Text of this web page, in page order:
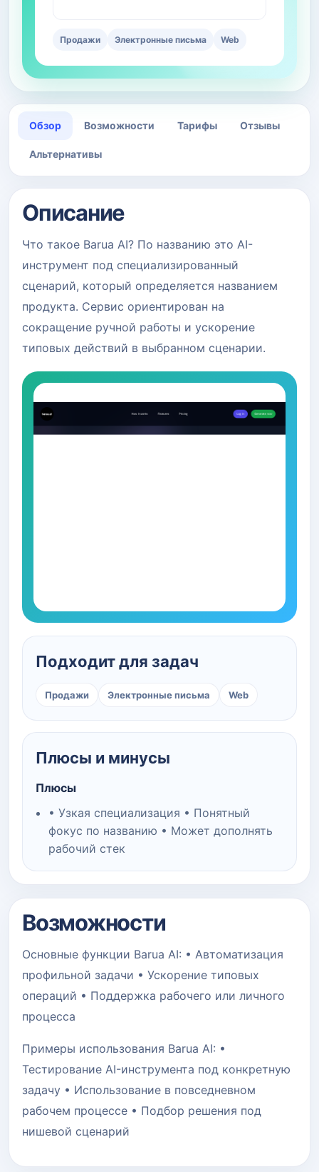
Продажи Электронные письма Web
Обзор Возможности Тарифы Отзывы
Альтернативы
Описание
Что такое Barua AI? По названию это AI-
инструмент под специализированный
сценарий, который определяется названием
продукта. Сервис ориентирован на
сокращение ручной работы и ускорение
типовых действий в выбранном сценарии.
Подходит для задач
Продажи Электронные письма Web
Плюсы и минусы
Плюсы
• Узкая специализация • Понятный
фокус по названию • Может дополнять
рабочий стек
Возможности
Основные функции Barua AI: • Автоматизация
профильной задачи • Ускорение типовых
операций • Поддержка рабочего или личного
процесса
Примеры использования Barua AI: •
Тестирование AI-инструмента под конкретную
задачу • Использование в повседневном
рабочем процессе • Подбор решения под
нишевой сценарий